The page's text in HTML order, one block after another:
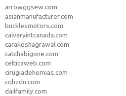
arrowggsew.com
asianmanufacturer.com
bucklesmotors.com
calvaryintcanada.com
carakeshagrawal.com
catchabigone.com
celticaweb.com
cirugiadehernias.com
cqhzdn.com
dailfamily.com